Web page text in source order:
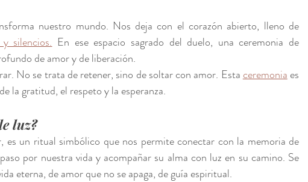
nuestro mundo. Nos deja con el corazón abierto, lleno de
silencios. En ese espacio sagrado del duelo, una ceremonia de
de amor y de liberación.
No se trata de retener, sino de soltar con amor. Esta ceremonia es
la gratitud, el respeto y la esperanza.
luz?
es un ritual simbólico que nos permite conectar con la memoria de
por nuestra vida y acompañar su alma con luz en su camino. Se
eterna, de amor que no se apaga, de guía espiritual.